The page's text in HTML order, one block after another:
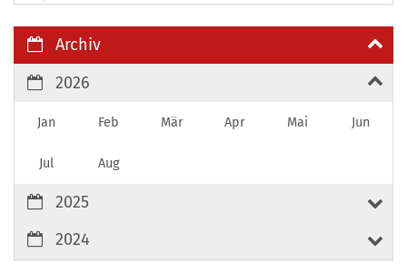
Archiv
2026
Jan Feb Mär Apr Mai Jun
Jul Aug
2025
2024